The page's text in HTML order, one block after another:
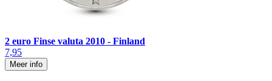
2 euro Finse valuta 2010 - Finland
7,95
Meer info